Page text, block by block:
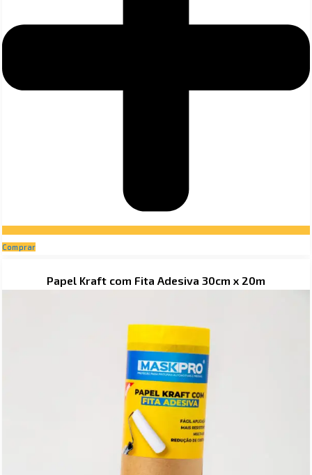
Comprar
Papel Kraft com Fita Adesiva 30cm x 20m
range:
R$ 58,90